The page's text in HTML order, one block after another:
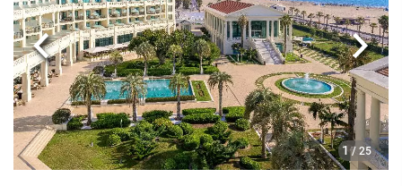
1 / 25
Anterioară